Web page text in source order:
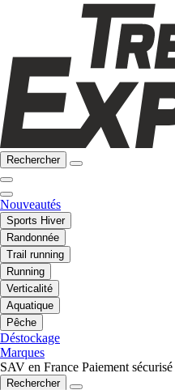
Rechercher
Nouveautés
Sports Hiver
Randonnée
Trail running
Running
Verticalité
Aquatique
Pêche
Déstockage
Marques
SAV en France Paiement sécurisé
Rechercher